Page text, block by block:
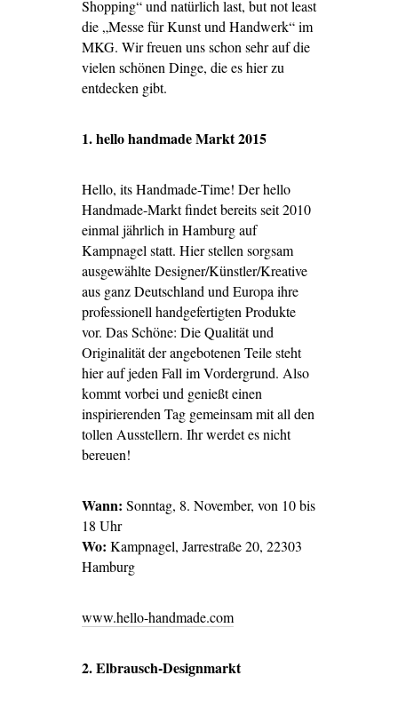
Shopping“ und natürlich last, but not least
die „Messe für Kunst und Handwerk“ im
MKG. Wir freuen uns schon sehr auf die
vielen schönen Dinge, die es hier zu
entdecken gibt.
1. hello handmade Markt 2015
Hello, its Handmade-Time! Der hello
Handmade-Markt findet bereits seit 2010
einmal jährlich in Hamburg auf
Kampnagel statt. Hier stellen sorgsam
ausgewählte Designer/Künstler/Kreative
aus ganz Deutschland und Europa ihre
professionell handgefertigten Produkte
vor. Das Schöne: Die Qualität und
Originalität der angebotenen Teile steht
hier auf jeden Fall im Vordergrund. Also
kommt vorbei und genießt einen
inspirierenden Tag gemeinsam mit all den
tollen Ausstellern. Ihr werdet es nicht
bereuen!
Wann: Sonntag, 8. November, von 10 bis
18 Uhr
Wo: Kampnagel, Jarrestraße 20, 22303
Hamburg
www.hello-handmade.com
2. Elbrausch-Designmarkt